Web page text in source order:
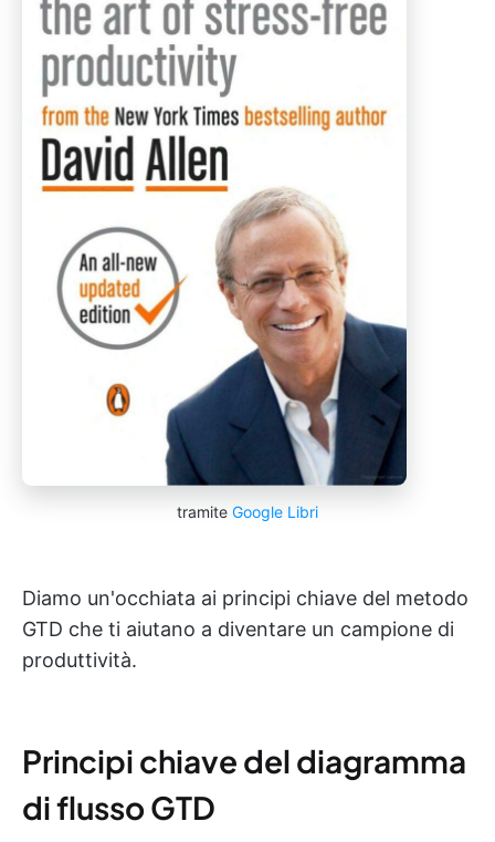
tramite Google Libri
Diamo un'occhiata ai principi chiave del metodo
GTD che ti aiutano a diventare un campione di
produttività.
Principi chiave del diagramma
di flusso GTD